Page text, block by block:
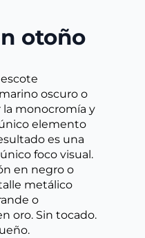
otoño
oscuro o
monocromía y
elemento
es una
foco visual.
en negro o
metálico
o
oro. Sin tocado.